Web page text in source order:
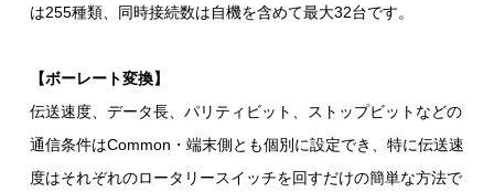
は255種類、同時接続数は自機を含めて最大32台です。
【ボーレート変換】
伝送速度、データ長、パリティビット、ストップビットなどの
通信条件はCommon・端末側とも個別に設定でき、特に伝送速
度はそれぞれのロータリースイッチを回すだけの簡単な方法で